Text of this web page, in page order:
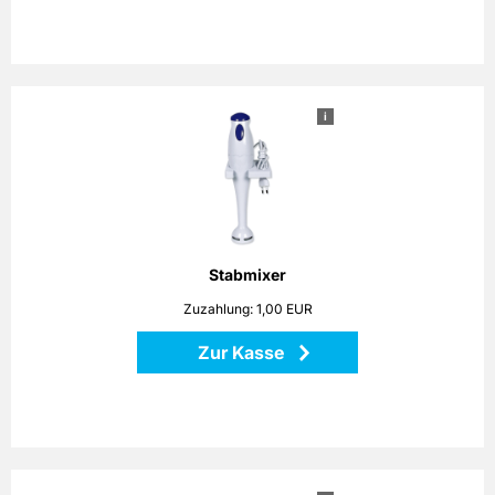
i
Stabmixer
Zuzahlung: 1,00 EUR
Zur Kasse
Das Küchengerät ist universell und flexibel einsetzbar. Egal
ob es sich dabei um Aufgaben wie das Zerkleinern oder
Hacken von Fleisch und Gemüse handelt, oder um das
Quirlen von Saucen, Cremes oder Mayonnaisen, der
Stabmixer liegt Ihnen sicher in der Hand und erledigt seine
Aufgaben. Im Lieferumfang enthalten sind ein 500 ml